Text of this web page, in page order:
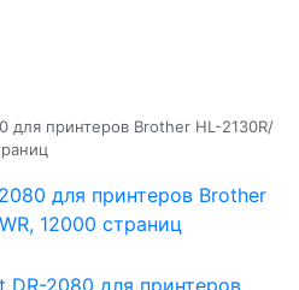
для принтеров Brother HL-2130R/